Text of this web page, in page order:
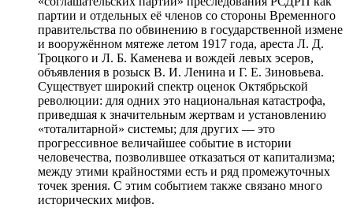
партии и отдельных её членов со стороны Временного
правительства по обвинению в государственной измене
и вооружённом мятеже летом 1917 года, ареста Л. Д.
Троцкого и Л. Б. Каменева и вождей левых эсеров,
объявления в розыск В. И. Ленина и Г. Е. Зиновьева.
Существует широкий спектр оценок Октябрьской
революции: для одних это национальная катастрофа,
приведшая к значительным жертвам и установлению
«тоталитарной» системы; для других — это
прогрессивное величайшее событие в истории
человечества, позволившее отказаться от капитализма;
между этими крайностями есть и ряд промежуточных
точек зрения. C этим событием также связано много
исторических мифов.